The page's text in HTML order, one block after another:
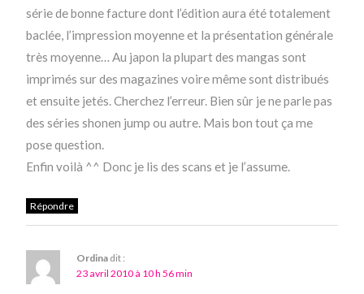
série de bonne facture dont l’édition aura été totalement
baclée, l’impression moyenne et la présentation générale
très moyenne… Au japon la plupart des mangas sont
imprimés sur des magazines voire même sont distribués
et ensuite jetés. Cherchez l’erreur. Bien sûr je ne parle pas
des séries shonen jump ou autre. Mais bon tout ça me
pose question.
Enfin voilà ^^ Donc je lis des scans et je l’assume.
Répondre
Ordina dit :
23 avril 2010 à 10 h 56 min